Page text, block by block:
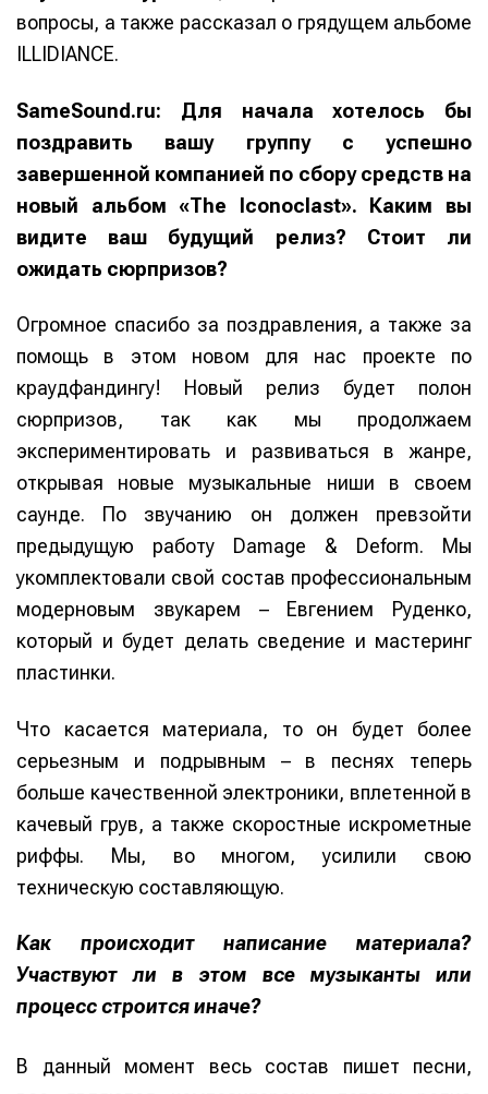
вопросы, а также рассказал о грядущем альбоме
ILLIDIANCE.
SameSound.ru: Для начала хотелось бы
поздравить вашу группу с успешно
завершенной компанией по сбору средств на
новый альбом «The Iconoclast». Каким вы
видите ваш будущий релиз? Стоит ли
ожидать сюрпризов?
Огромное спасибо за поздравления, а также за
помощь в этом новом для нас проекте по
краудфандингу! Новый релиз будет полон
сюрпризов, так как мы продолжаем
экспериментировать и развиваться в жанре,
открывая новые музыкальные ниши в своем
саунде. По звучанию он должен превзойти
предыдущую работу Damage & Deform. Мы
укомплектовали свой состав профессиональным
модерновым звукарем – Евгением Руденко,
который и будет делать сведение и мастеринг
пластинки.
Что касается материала, то он будет более
серьезным и подрывным – в песнях теперь
больше качественной электроники, вплетенной в
качевый грув, а также скоростные искрометные
риффы. Мы, во многом, усилили свою
техническую составляющую.
Как происходит написание материала?
Участвуют ли в этом все музыканты или
процесс строится иначе?
В данный момент весь состав пишет песни,